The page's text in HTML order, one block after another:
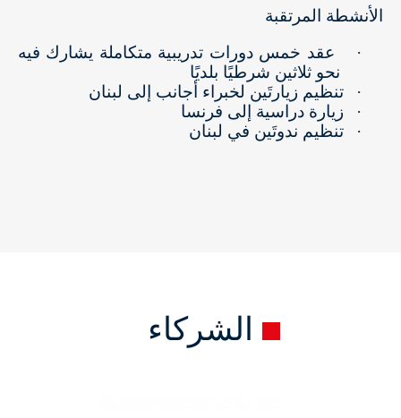
الأنشطة المرتقبة
·
عقد خمس دورات تدريبية متكاملة يشارك فيه
نحو ثلاثين شرطيًا بلديًا
·
تنظيم زيارتَين لخبراء أجانب إلى لبنان
·
زيارة دراسية إلى فرنسا
·
تنظيم ندوتَين في لبنان
الشركاء